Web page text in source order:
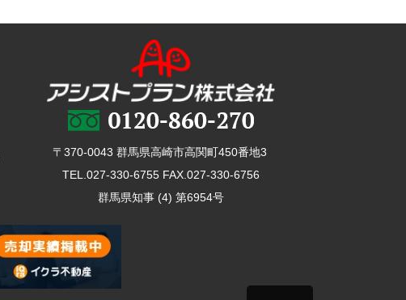
〒370-0043 群馬県高崎市高関町450番地3
TEL.027-330-6755 FAX.027-330-6756
群馬県知事 (4) 第6954号